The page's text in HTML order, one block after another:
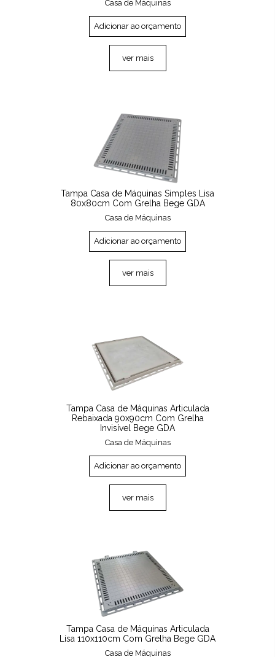
Casa de Máquinas
Adicionar ao orçamento
ver mais
Tampa Casa de Máquinas Simples Lisa
80x80cm Com Grelha Bege GDA
Casa de Máquinas
Adicionar ao orçamento
ver mais
Tampa Casa de Máquinas Articulada
Rebaixada 90x90cm Com Grelha
Invisível Bege GDA
Casa de Máquinas
Adicionar ao orçamento
ver mais
Tampa Casa de Máquinas Articulada
Lisa 110x110cm Com Grelha Bege GDA
Casa de Máquinas